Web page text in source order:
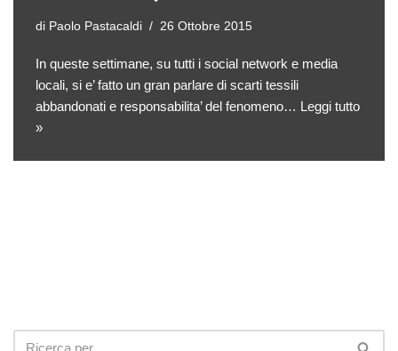
di Paolo Pastacaldi 26 Ottobre 2015
In queste settimane, su tutti i social network e media
locali, si e’ fatto un gran parlare di scarti tessili
abbandonati e responsabilita’ del fenomeno… Leggi tutto
»